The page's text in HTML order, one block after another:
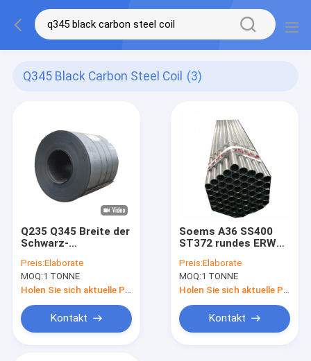
Q345 Black Carbon Steel Coil (3)
Q235 Q345 Breite der
Schwarz-
Spulen-warm
gewalzte
Stahlspulen-1250-
2000MM
Preis:Elaborate
MOQ:1 TONNE
Kontakt
Soems A36 SS400
ST372 rundes ERW
Gi-Stahlrohr-50mm
Preis:Elaborate
MOQ:1 TONNE
Kontakt